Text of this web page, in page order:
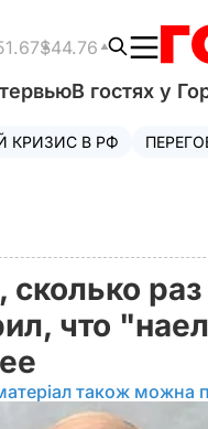
$44.76
В гостях у
КРИЗИС В РФ
раз
что
також можна